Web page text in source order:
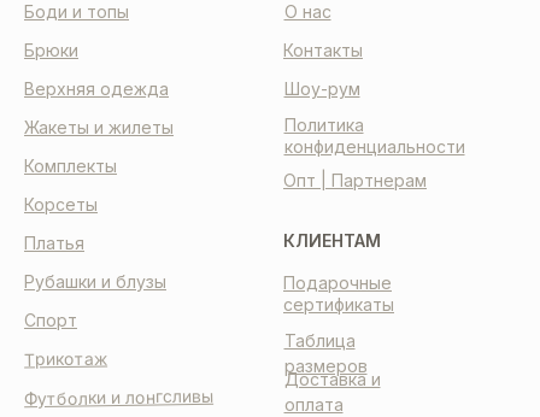
КЛИЕНТАМ
Таблица
размеров
Доставка и
оплата
Подарочные
сертификаты
О нас
Контакты
Шоу-рум
Политика
конфиденциальности
Опт | Партнерам
Корсеты
Платья
Боди и топы
Комплекты
Спорт
Рубашки и блузы
Брюки
Жакеты и жилеты
Трикотаж
Футболки и лонгсливы
Верхняя одежда